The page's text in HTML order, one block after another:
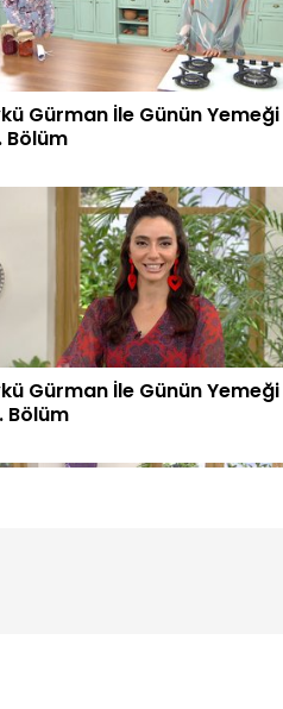
Gürman İle Günün Yemeği
Bölüm
Gürman İle Günün Yemeği
Bölüm